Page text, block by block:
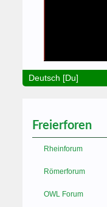
Deutsch [Du]
Freierforen
Rheinforum
Römerforum
OWL Forum